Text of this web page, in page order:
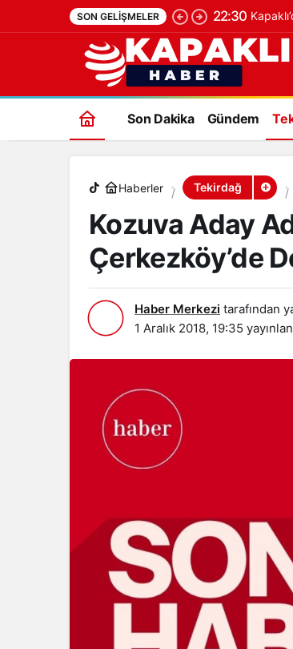
SON GELIŞMELER 22:30
Son Dakika Gündem
Haberler Tekirdağ
Kozuva Aday
Çerkezköy’de
Haber Merkezi tarafından
1 Aralık 2018, 19:35
Kozuva Aday Adayı
Değişti.